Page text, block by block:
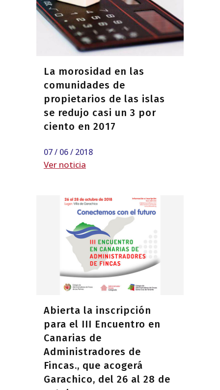
La morosidad en las
comunidades de
propietarios de las islas
se redujo casi un 3 por
ciento en 2017
07 / 06 / 2018
Ver noticia
Abierta la inscripción
para el III Encuentro en
Canarias de
Administradores de
Fincas., que acogerá
Garachico, del 26 al 28 de